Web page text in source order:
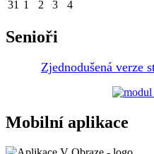
31 1 2 3 4
Senioři
Zjednodušená verze
Mobilní aplikace